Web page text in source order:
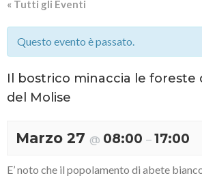
« Tutti gli Eventi
Questo evento è passato.
Il bostrico minaccia le foreste
del Molise
Marzo 27 @ 08:00 – 17:00
E’ noto che il popolamento di abete